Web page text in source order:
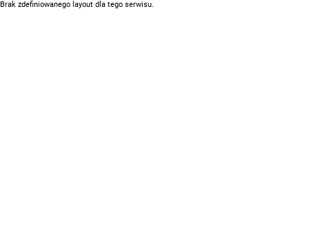
Brak zdefiniowanego layout dla tego serwisu.